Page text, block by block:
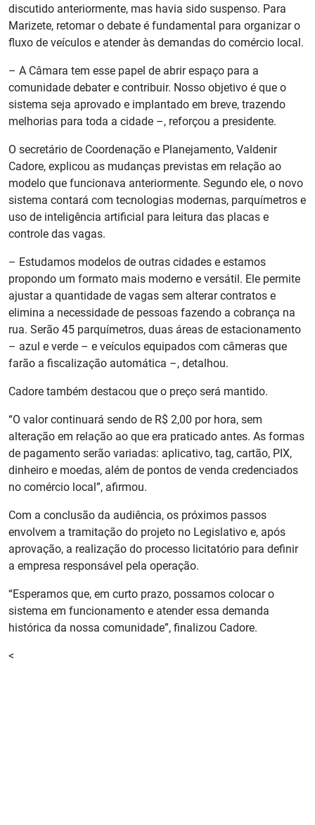
discutido anteriormente, mas havia sido suspenso. Para
Marizete, retomar o debate é fundamental para organizar o
fluxo de veículos e atender às demandas do comércio local.
– A Câmara tem esse papel de abrir espaço para a
comunidade debater e contribuir. Nosso objetivo é que o
sistema seja aprovado e implantado em breve, trazendo
melhorias para toda a cidade –, reforçou a presidente.
O secretário de Coordenação e Planejamento, Valdenir
Cadore, explicou as mudanças previstas em relação ao
modelo que funcionava anteriormente. Segundo ele, o novo
sistema contará com tecnologias modernas, parquímetros e
uso de inteligência artificial para leitura das placas e
controle das vagas.
– Estudamos modelos de outras cidades e estamos
propondo um formato mais moderno e versátil. Ele permite
ajustar a quantidade de vagas sem alterar contratos e
elimina a necessidade de pessoas fazendo a cobrança na
rua. Serão 45 parquímetros, duas áreas de estacionamento
– azul e verde – e veículos equipados com câmeras que
farão a fiscalização automática –, detalhou.
Cadore também destacou que o preço será mantido.
“O valor continuará sendo de R$ 2,00 por hora, sem
alteração em relação ao que era praticado antes. As formas
de pagamento serão variadas: aplicativo, tag, cartão, PIX,
dinheiro e moedas, além de pontos de venda credenciados
no comércio local”, afirmou.
Com a conclusão da audiência, os próximos passos
envolvem a tramitação do projeto no Legislativo e, após
aprovação, a realização do processo licitatório para definir
a empresa responsável pela operação.
“Esperamos que, em curto prazo, possamos colocar o
sistema em funcionamento e atender essa demanda
histórica da nossa comunidade”, finalizou Cadore.
<